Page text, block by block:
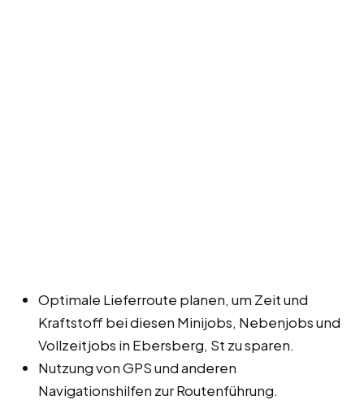
Optimale Lieferroute planen, um Zeit und
Kraftstoff bei diesen Minijobs, Nebenjobs und
Vollzeitjobs in Ebersberg, St zu sparen.
Nutzung von GPS und anderen
Navigationshilfen zur Routenführung.